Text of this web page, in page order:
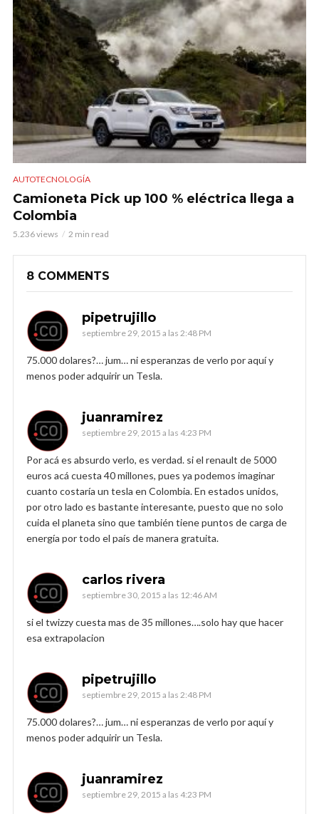
AUTOTECNOLOGÍA
Camioneta Pick up 100 % eléctrica llega a
Colombia
5.236 views 2 min read
8 COMMENTS
pipetrujillo
septiembre 29, 2015 a las 2:48 PM
75.000 dolares?… jum… ni esperanzas de verlo por aquí y
menos poder adquirir un Tesla.
juanramirez
septiembre 29, 2015 a las 4:23 PM
Por acá es absurdo verlo, es verdad. si el renault de 5000
euros acá cuesta 40 millones, pues ya podemos imaginar
cuanto costaría un tesla en Colombia. En estados unidos,
por otro lado es bastante interesante, puesto que no solo
cuida el planeta sino que también tiene puntos de carga de
energía por todo el país de manera gratuita.
carlos rivera
septiembre 30, 2015 a las 12:46 AM
si el twizzy cuesta mas de 35 millones….solo hay que hacer
esa extrapolacion
pipetrujillo
septiembre 29, 2015 a las 2:48 PM
75.000 dolares?… jum… ni esperanzas de verlo por aquí y
menos poder adquirir un Tesla.
juanramirez
septiembre 29, 2015 a las 4:23 PM